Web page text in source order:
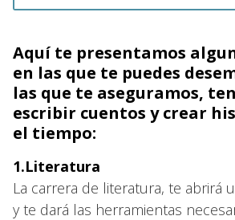
Aquí te presentamos
en las que te puedes
las que te aseguramos,
escribir cuentos y crear
el tiempo:
1.Literatura
La carrera de literatura, te abrirá
y te dará las herramientas